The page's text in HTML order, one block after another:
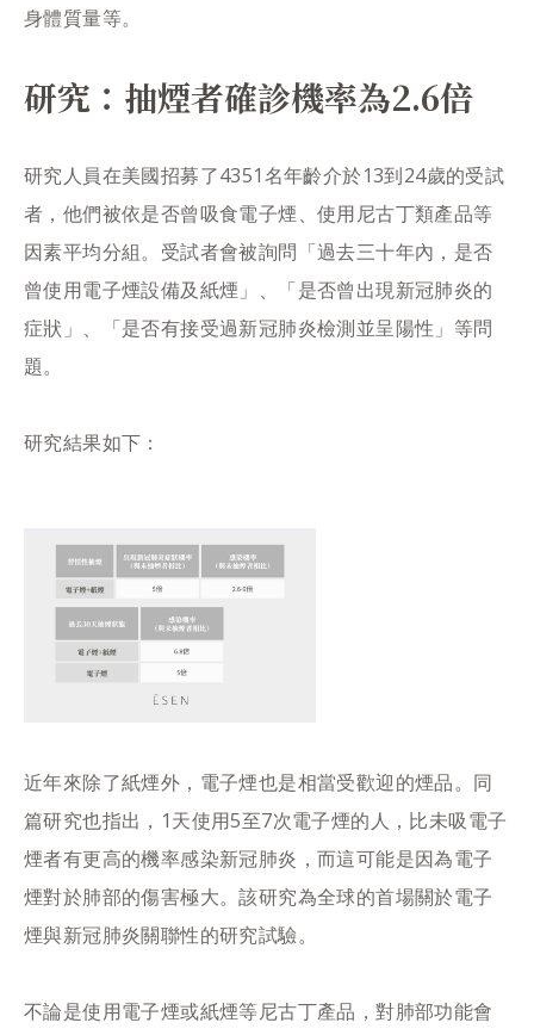
身體質量等。
研究：抽煙者確診機率為2.6倍
研究人員在美國招募了4351名年齡介於13到24歲的受試
者，他們被依是否曾吸食電子煙、使用尼古丁類產品等
因素平均分組。受試者會被詢問「過去三十年內，是否
曾使用電子煙設備及紙煙」、「是否曾出現新冠肺炎的
症狀」、「是否有接受過新冠肺炎檢測並呈陽性」等問
題。
研究結果如下：
近年來除了紙煙外，電子煙也是相當受歡迎的煙品。同
篇研究也指出，1天使用5至7次電子煙的人，比未吸電子
煙者有更高的機率感染新冠肺炎，而這可能是因為電子
煙對於肺部的傷害極大。該研究為全球的首場關於電子
煙與新冠肺炎關聯性的研究試驗。
不論是使用電子煙或紙煙等尼古丁產品，對肺部功能會